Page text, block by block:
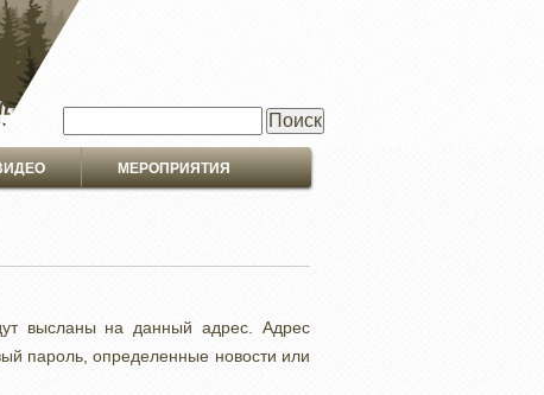
МЕРОПРИЯТИЯ
высланы на данный адрес. Адрес
пароль, определенные новости или